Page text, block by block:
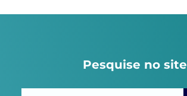
Pesquise no site